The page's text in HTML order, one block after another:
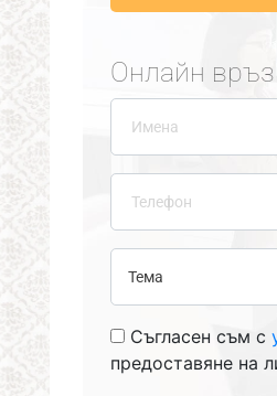
Онлайн
Съгласен съм с
предоставяне на